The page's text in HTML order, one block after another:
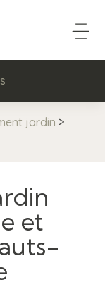
jardin >
et